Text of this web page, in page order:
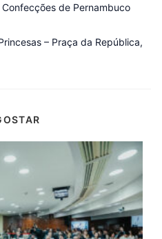
de Pernambuco
– Praça da República,